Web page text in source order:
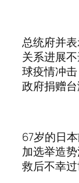
总统府并
关系进展
球疫情冲
政府捐赠台
67岁的日
加选举造
救后不幸过